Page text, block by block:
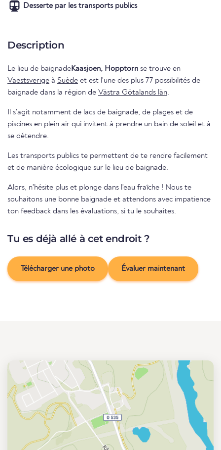
Desserte par les transports publics
Description
Le lieu de baignadeKaasjoen, Hopptorn se trouve en
Vaestsverige à Suède et est l'une des plus 77 possibilités de
baignade dans la région de Västra Götalands län.
Il s'agit notamment de lacs de baignade, de plages et de
piscines en plein air qui invitent à prendre un bain de soleil et à
se détendre.
Les transports publics te permettent de te rendre facilement
et de manière écologique sur le lieu de baignade.
Alors, n'hésite plus et plonge dans l'eau fraîche ! Nous te
souhaitons une bonne baignade et attendons avec impatience
ton feedback dans les évaluations, si tu le souhaites.
Tu es déjà allé à cet endroit ?
Télécharger une photo Évaluer maintenant